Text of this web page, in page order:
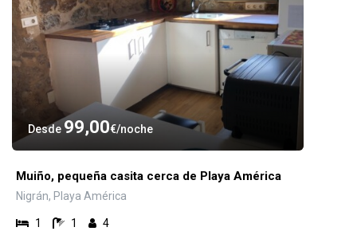
Desde 99,00€ noche
Muiño, pequeña casita cerca de Playa América
Nigrán, Playa América
1 1 4